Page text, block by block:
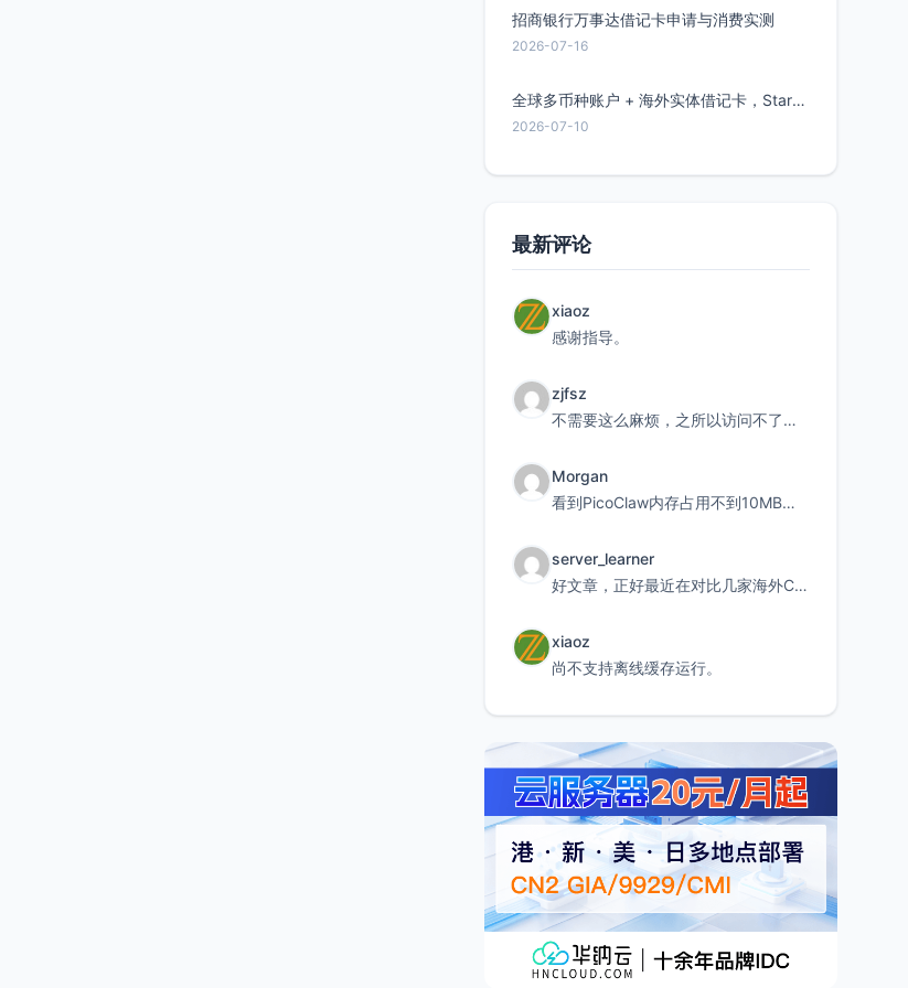
招商银行万事达借记卡申请与消费实测
2026-07-16
全球多币种账户 + 海外实体借记卡，Starryblu开户教程与注意事项
2026-07-10
最新评论
xiaoz
感谢指导。
zjfsz
不需要这么麻烦，之所以访问不了，是由于非对称路由的问题，在爱快主路由添加一条静态路由192.168.
Morgan
看到PicoClaw内存占用不到10MB这个数据真的很惊喜，确实很适合我这种想用旧设备折腾AI的小白
server_learner
好文章，正好最近在对比几家海外CDN。文中提到CF免费版不支持自定义回源端口和HOST这个痛点太真实
xiaoz
尚不支持离线缓存运行。